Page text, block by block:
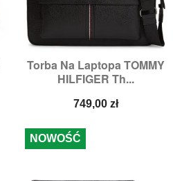
Torba Na Laptopa TOMMY
HILFIGER Th...
Cena
749,00 zł
NOWOŚĆ